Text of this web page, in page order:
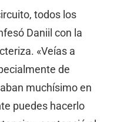
todos los
Daniil con la
«Veías a
de
muchísimo en
puedes hacerlo